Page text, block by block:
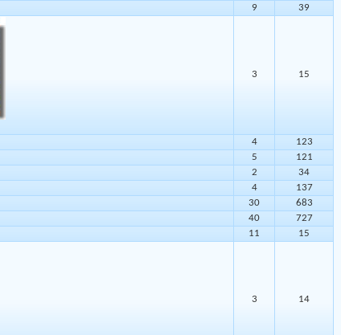
9 39
3 15
4
123
5
121
2
34
4
137
30
683
40
727
11
15
3 14